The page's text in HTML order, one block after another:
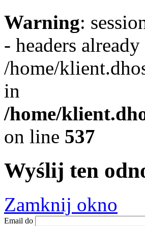
Warning:
- headers
/home/
in
/home/
on line 537
Wyślij ten
Zamknij okno
Email do